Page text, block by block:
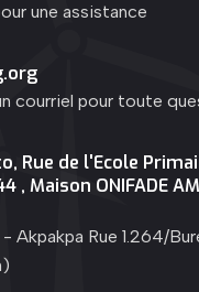
une assistance
courriel pour toute
Rue de l'Ecole
, Maison ONIFADE
Akpakpa Rue 1.264/